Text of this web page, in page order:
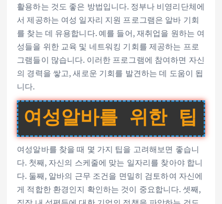
활용하는 것도 좋은 방법입니다. 정부나 비영리단체에
서 제공하는 여성 일자리 지원 프로그램은 알바 기회
를 찾는 데 유용합니다. 예를 들어, 재취업을 원하는 여
성들을 위한 교육 및 네트워킹 기회를 제공하는 프로
그램들이 많습니다. 이러한 프로그램에 참여하면 자신
의 경력을 쌓고, 새로운 기회를 발견하는 데 도움이 됩
니다.
여성알바를 위한 팁
여성알바를 찾을 때 몇 가지 팁을 고려해보면 좋습니
다. 첫째, 자신의 스케줄에 맞는 일자리를 찾아야 합니
다. 둘째, 알바의 근무 조건을 면밀히 검토하여 자신에
게 적합한 환경인지 확인하는 것이 중요합니다. 셋째,